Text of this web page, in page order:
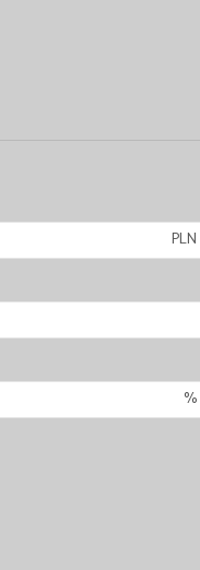
PLN
%